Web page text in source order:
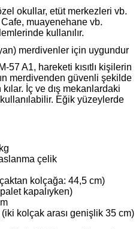
okullar, etüt merkezleri vb.
muayenehane vb.
kullanılır.
merdivenler için uygundur
57 A1, hareketi kısıtlı kişilerin
merdivenden güvenli şekilde
İç ve dış mekanlardaki
Eğik yüzeylerde
çelik
kolçağa: 44,5 cm)
kapalıyken)
kolçak arası genişlik 35 cm)